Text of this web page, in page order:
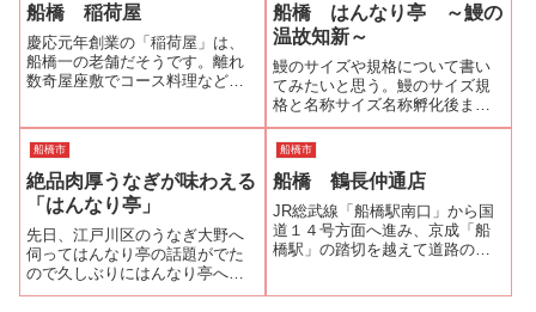
船橋 稲荷屋
慶応元年創業の「稲荷屋」は、
船橋一の老舗だそうです。離れ
数奇屋座敷でコース料理などを
らん部で頂きました。表通りに
面した和風れすとらん部の玄関
を入ると左側にテ...
船橋 はんなり亭 ～鰻の
温故知新～
鰻のサイズや規格について書い
てみたいと思う。鰻のサイズ規
格と名称サイズ名称孵化後まも
ない仔魚レプトセファルス幼生
（仔魚）透明な柳の葉状の形
0.15～0.2ｇシラスウナギ、メッ
コ、シロコ、ハマッコ無色透明
0.2～10ｇクロコ、天クロビリ、
養ビ...
船橋市
絶品肉厚うなぎが味わえる
「はんなり亭」
先日、江戸川区のうなぎ大野へ
伺ってはんなり亭の話題がでた
ので久しぶりにはんなり亭へ伺
おうと思い立ちました。はんな
船橋市
船橋 鶴長仲通店
JR総武線「船橋駅南口」から国
道１４号方面へ進み、京成「船
橋駅」の踏切を越えて道路の左